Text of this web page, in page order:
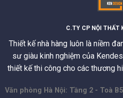
C.TY CP NỘI THẤT
Thiết kế nhà hàng luôn là niềm
sư giàu kinh nghiệm của
thiết kế thi công cho các thương
Văn phòng Hà Nội: Tầng 2 - Toà